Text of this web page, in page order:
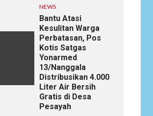
NEWS
Bantu Atasi
Kesulitan Warga
Perbatasan, Pos
Kotis Satgas
Yonarmed
13/Nanggala
Distribusikan 4.000
Liter Air Bersih
Gratis di Desa
Pesayah